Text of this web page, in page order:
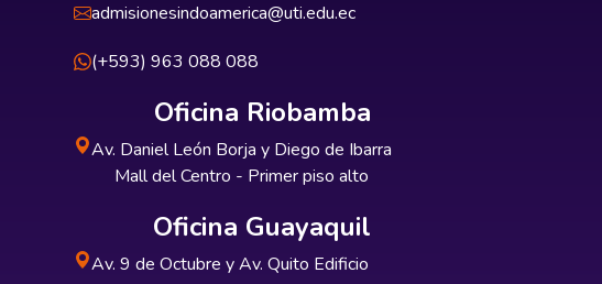
admisionesindoamerica@uti.edu.ec
(+593) 963 088 088
Oficina Riobamba
Av. Daniel León Borja y Diego de Ibarra
Mall del Centro - Primer piso alto
Oficina Guayaquil
Av. 9 de Octubre y Av. Quito Edificio